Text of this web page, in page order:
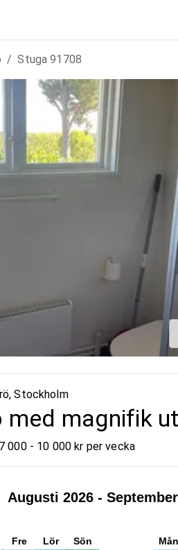
/ Stuga91708
, Stockholm
med magnifik
7 000 - 10 000 kr per vecka
Augusti 2026-
Fre Lör
Sön
Mån